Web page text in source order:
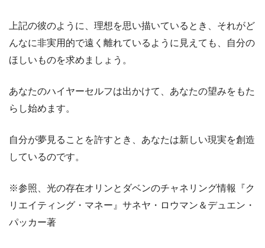
上記の彼のように、理想を思い描いているとき、それがど
んなに非実用的で遠く離れているように見えても、自分の
ほしいものを求めましょう。
あなたのハイヤーセルフは出かけて、あなたの望みをもた
らし始めます。
自分が夢見ることを許すとき、あなたは新しい現実を創造
しているのです。
※参照、光の存在オリンとダベンのチャネリング情報『ク
リエイティング・マネー』サネヤ・ロウマン＆デュエン・
パッカー著